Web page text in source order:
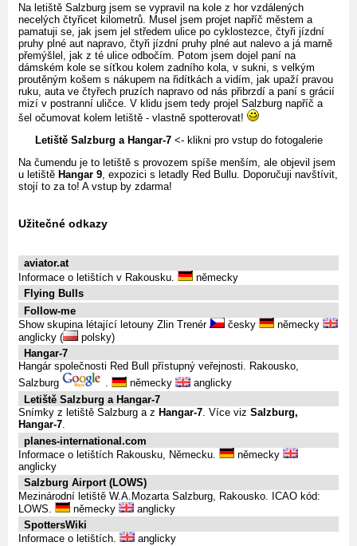
Na letiště Salzburg jsem se vypravil na kole z hor vzdálených
necelých čtyřicet kilometrů. Musel jsem projet napříč městem a
pamatuji se, jak jsem jel středem ulice po cyklostezce, čtyři jízdní
pruhy plné aut napravo, čtyři jízdní pruhy plné aut nalevo a já marně
přemýšlel, jak z té ulice odbočím. Potom jsem dojel paní na
dámském kole se síťkou kolem zadního kola, v sukni, s velkým
proutěným košem s nákupem na řidítkách a vidím, jak upaží pravou
ruku, auta ve čtyřech pruzích napravo od nás přibrzdí a paní s grácií
mizí v postranní uličce. V klidu jsem tedy projel Salzburg napříč a
šel očumovat kolem letiště - vlastně spotterovat!
Letiště Salzburg a Hangar-7<- klikni pro vstup do fotogalerie
Na čumendu je to letiště s provozem spíše menším, ale objevil jsem
u letiště Hangar 9 , expozici s letadly Red Bullu. Doporučuji navštívit,
stojí to za to! A vstup by zdarma!
Užitečné odkazy
aviator.at
Informace o letištích v Rakousku.
německy
Flying Bulls
Follow-me
Show skupina létající letouny Zlin Trenér
česky
německy
anglicky (
polsky)
Hangar-7
Hangár společnosti Red Bull přístupný veřejnosti. Rakousko,
Salzburg
. německy
anglicky
Letiště Salzburg a Hangar-7
Snímky z letiště Salzburg a z Hangar-7. Více viz Salzburg,
Hangar-7.
planes-international.com
Informace o letištích Rakousku, Německu.
německy
anglicky
Salzburg Airport (LOWS)
Mezinárodní letiště W.A.Mozarta Salzburg, Rakousko. ICAO kód:
LOWS.
německy
anglicky
SpottersWiki
Informace o letištích.
anglicky